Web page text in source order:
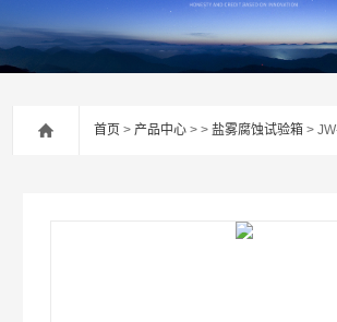
首页 >产品中心 > >盐雾腐蚀试验箱 > JW-